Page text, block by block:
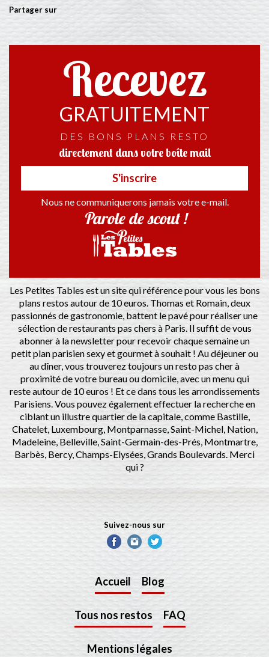
Partager sur
Recevez
GRATUITEMENT
DES BONS PLANS RESTO
directement dans votre boîte mail
S'inscrire
Nous ne communiquerons jamais votre e-mail.
Parole de scout !
Les Petites Tables est un site qui référence pour vous les bons
plans restos autour de 10 euros. Thomas et Romain, deux
passionnés de gastronomie, battent le pavé pour réaliser une
sélection de restaurants pas chers à Paris. Il suffit de vous
abonner à la newsletter pour recevoir chaque semaine un
petit plan parisien sexy et gourmet à souhait ! Au déjeuner ou
au dîner, vous trouverez toujours un resto pas cher à
proximité de votre bureau ou domicile, avec un menu qui
reste autour de 10 euros ! Et ce dans tous les arrondissements
Parisiens. Vous pouvez également effectuer la recherche en
ciblant un illustre quartier de la capitale, comme Bastille,
Chatelet, Luxembourg, Montparnasse, Saint-Michel, Nation,
Madeleine, Belleville, Saint-Germain-des-Prés, Montmartre,
Barbès, Bercy, Champs-Elysées, Grands Boulevards. Merci
qui ?
Suivez-nous sur
Accueil Blog
Tous nos restos FAQ
Mentions légales